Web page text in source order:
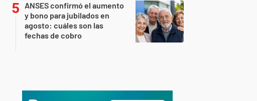
ANSES confirmó el aumento
y bono para jubilados en
agosto: cuáles son las
fechas de cobro